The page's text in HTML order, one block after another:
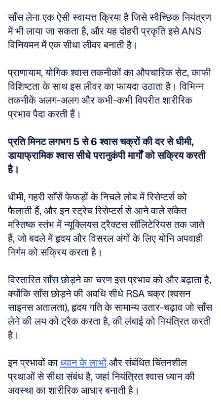
साँस लेना एक ऐसी स्वायत्त क्रिया है जिसे स्वैच्छिक नियंत्रण
में भी लाया जा सकता है, और यह दोहरी प्रकृति इसे ANS
विनियमन में एक सीधा लीवर बनाती है।
प्राणायाम, योगिक श्वास तकनीकों का औपचारिक सेट, काफी
विशिष्टता के साथ इस लीवर का फायदा उठाता है। विभिन्न
तकनीकें अलग-अलग और कभी-कभी विपरीत शारीरिक
प्रभाव पैदा करती हैं।
प्रति मिनट लगभग 5 से 6 श्वास चक्रों की दर से धीमी,
डायाफ्रामिक श्वास सीधे परानुकंपी मार्गों को सक्रिय करती
है।
धीमी, गहरी साँसें फेफड़ों के निचले लोब में रिसेप्टर्स को
फैलाती हैं, और इन स्ट्रेच रिसेप्टर्स से आने वाले संकेत
मस्तिष्क स्तंभ में न्यूक्लियस ट्रैक्टस सॉलिटेरियस तक जाते
हैं, जो बदले में हृदय और विसरल अंगों के लिए योनि अपवाही
निर्गम को सक्रिय करता है।
विस्तारित साँस छोड़ने का चरण इस प्रभाव को और बढ़ाता है,
क्योंकि साँस छोड़ने की अवधि सीधे RSA चक्र (श्वसन
साइनस अतालता), हृदय गति के सामान्य उतार-चढ़ाव जो साँस
लेने की लय को ट्रैक करता है, की लंबाई को नियंत्रित करती
है।
इन प्रभावों का ध्यान के लाभों और संबंधित चिंतनशील
प्रथाओं से सीधा संबंध है, जहां नियंत्रित श्वास ध्यान की
अवस्था का शारीरिक आधार बनाती है।